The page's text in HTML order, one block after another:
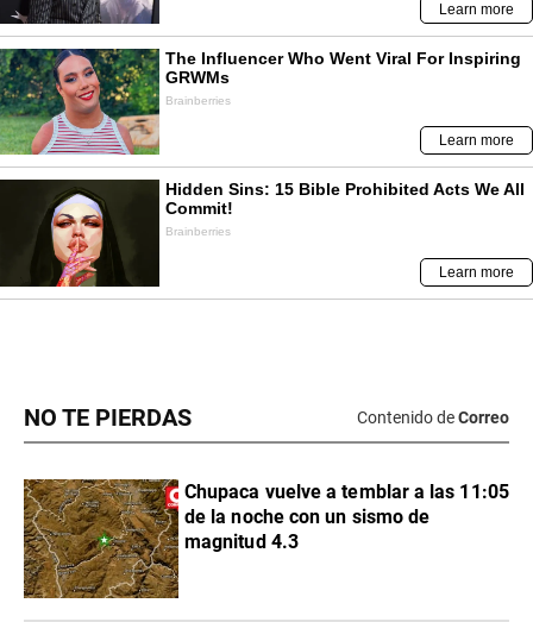
NO TE PIERDAS Contenido deCorreo
Chupaca vuelve a temblar a las 11:05
de la noche con un sismo de
magnitud 4.3